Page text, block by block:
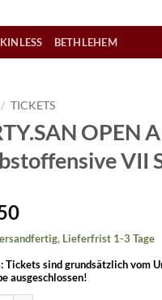
BETHLEHEM
/ TICKETS
OPEN
VII
Lieferfrist 1-3 Tage
Tickets sind grundsätzlich vom
ausgeschlossen!